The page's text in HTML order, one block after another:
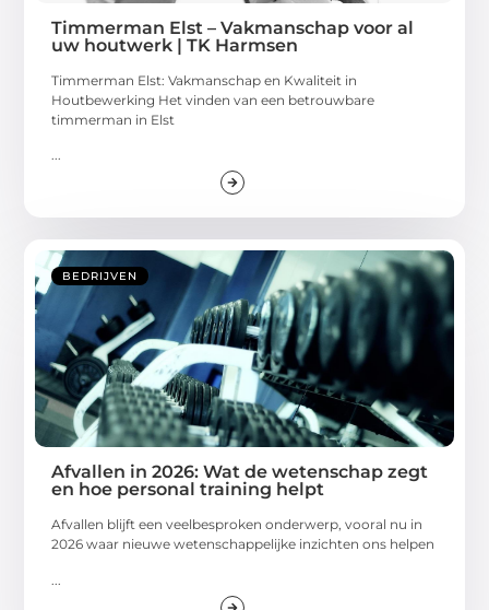
Timmerman Elst – Vakmanschap voor al
uw houtwerk | TK Harmsen
Timmerman Elst: Vakmanschap en Kwaliteit in
Houtbewerking Het vinden van een betrouwbare
timmerman in Elst
...
BEDRIJVEN
Afvallen in 2026: Wat de wetenschap zegt
en hoe personal training helpt
Afvallen blijft een veelbesproken onderwerp, vooral nu in
2026 waar nieuwe wetenschappelijke inzichten ons helpen